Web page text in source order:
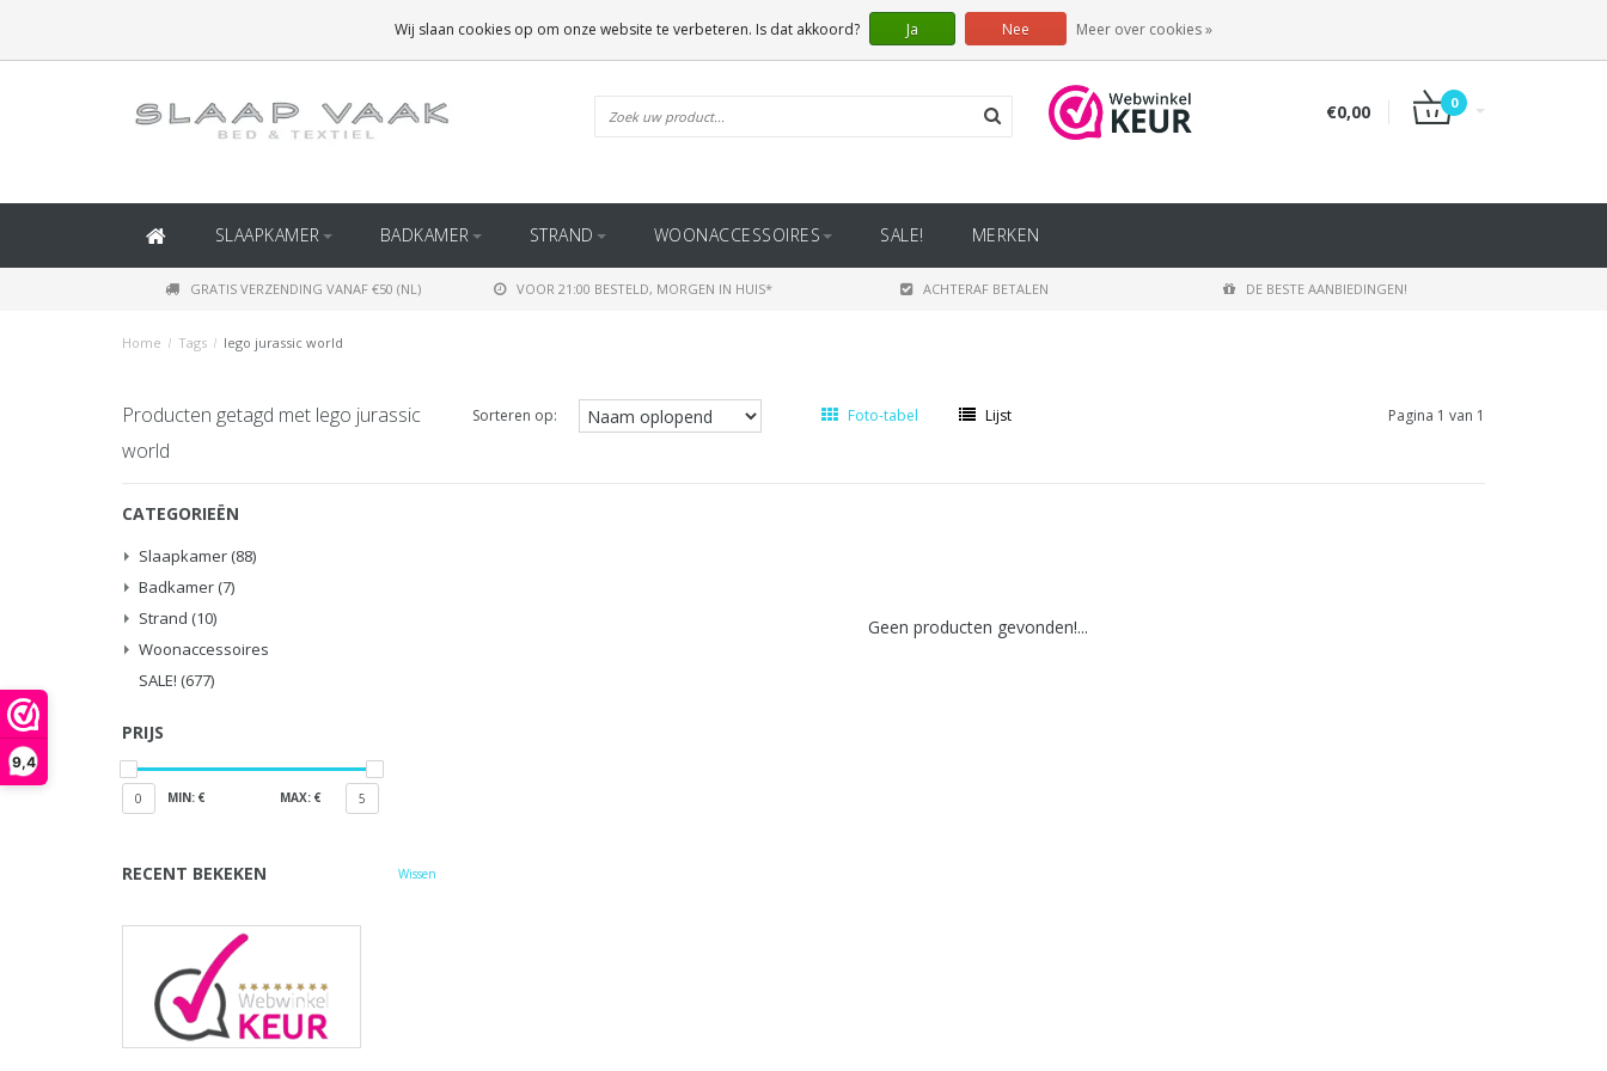
9,4
(BINNEN BELGIË)
€0,00 0
SLAAPKAMER BADKAMER STRAND WOONACCESSOIRES SALE! MERKEN
GRATIS VERZENDING VANAF €50 (NL) VOOR 21:00 BESTELD, MORGEN IN HUIS* ACHTERAF BETALEN DE BESTE AANBIEDINGEN!
Home / Tags / lego jurassic world
Producten getagd met lego jurassic
world
Sorteren op: Foto-tabel Lijst Pagina 1 van 1
CATEGORIEËN
Slaapkamer (88)
Badkamer (7)
Strand (10)
Woonaccessoires
SALE! (677)
PRIJS
0 MIN: € MAX: € 5
RECENT BEKEKEN Wissen
Geen producten gevonden!...
Wij slaan cookies op om onze website te verbeteren. Is dat akkoord? Ja Nee Meer over cookies »